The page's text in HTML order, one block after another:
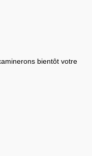
bientôt votre